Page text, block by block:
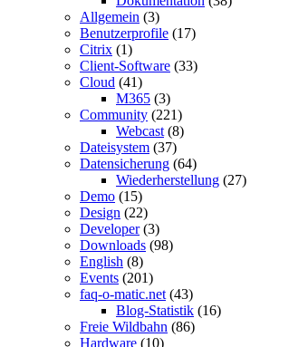
Allgemein (3)
Benutzerprofile (17)
Citrix (1)
Client-Software (33)
Cloud (41)
M365 (3)
Community (221)
Webcast (8)
Dateisystem (37)
Datensicherung (64)
Wiederherstellung (27)
Demo (15)
Design (22)
Developer(3)
Downloads (98)
English (8)
Events (201)
faq-o-matic.net (43)
Blog-Statistik (16)
Freie Wildbahn (86)
Hardware (10)